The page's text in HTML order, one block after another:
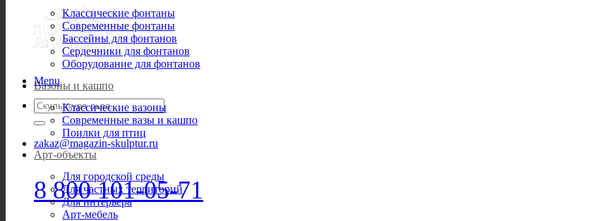
Menu
Искать:
zakaz@magazin-skulptur.ru
8 800 101-05-71
Классические фонтаны
Современные фонтаны
Бассейны для фонтанов
Сердечники для фонтанов
Оборудование для фонтанов
Вазоны и кашпо
Классические вазоны
Современные вазы и кашпо
Поилки для птиц
Арт-объекты
Для городской среды
Для частных территорий
Для интерьера
Арт-мебель